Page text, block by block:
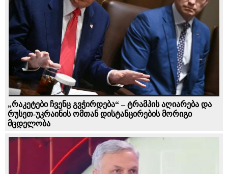
„რაკეტები ჩვენც გვჭირდება“ – ტრამპის აღიარება და
რუსეთ-უკრაინის ომთან დისტანცირების მორიგი
მცდელობა